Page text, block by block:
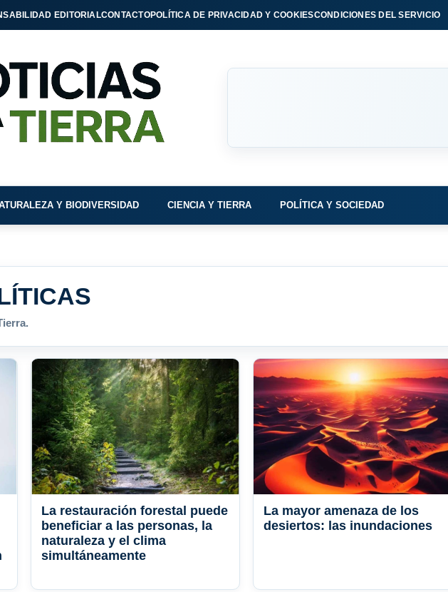
EDITORIALCONTACTOPOLÍTICA DE PRIVACIDAD Y COOKIESCONDICIONES DEL SERVICIO
Y BIODIVERSIDAD CIENCIA Y TIERRA POLÍTICA Y SOCIEDAD
La restauración forestal puede
beneficiar a las personas, la
naturaleza y el clima
simultáneamente
La mayor amenaza de los
desiertos: las inundaciones